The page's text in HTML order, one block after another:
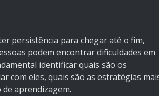
persistência para chegar até o fim,
podem encontrar dificuldades em
identificar quais são os
com eles, quais são as estratégias
aprendizagem.